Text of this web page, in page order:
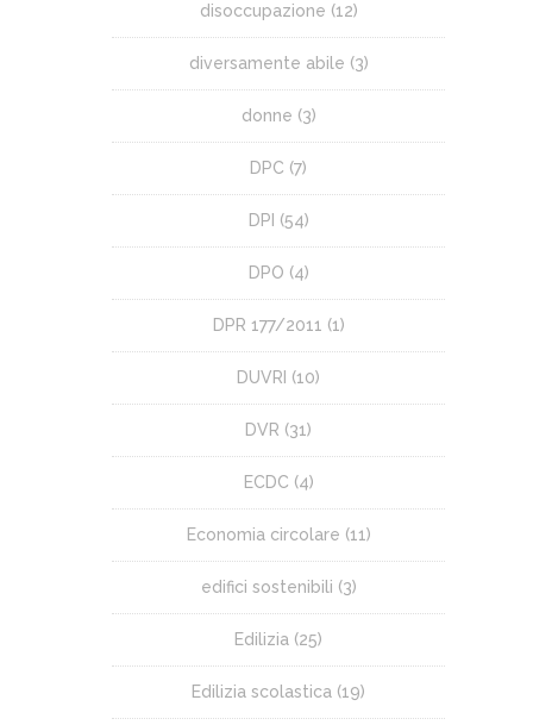
disoccupazione (12)
diversamente abile (3)
donne (3)
DPC (7)
DPI (54)
DPO (4)
DPR 177/2011 (1)
DUVRI (10)
DVR (31)
ECDC (4)
Economia circolare (11)
edifici sostenibili (3)
Edilizia (25)
Edilizia scolastica (19)